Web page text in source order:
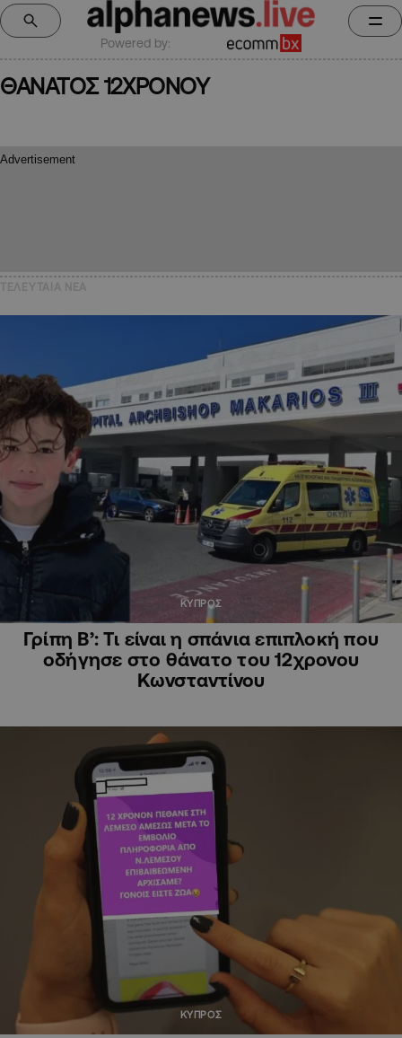
Powered by:
ΘΑΝΑΤΟΣ 12ΧΡΟΝΟΥ
ΚΥΠΡΟΣ
Γρίπη B’: Τι είναι η σπάνια επιπλοκή που
οδήγησε στο θάνατο του 12χρονου
Κωνσταντίνου
ΚΥΠΡΟΣ